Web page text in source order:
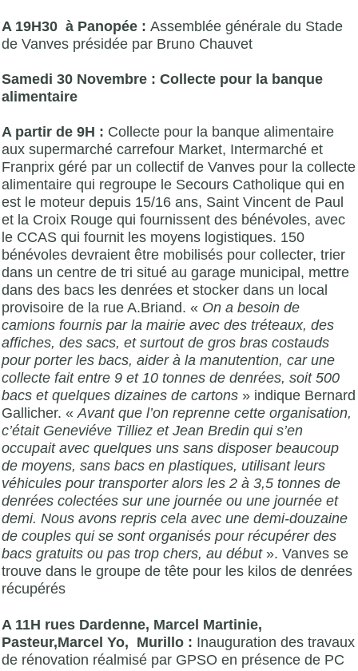
A 19H30 à Panopée : Assemblée générale du Stade
de Vanves présidée par Bruno Chauvet
Samedi 30 Novembre : Collecte pour la banque
alimentaire
A partir de 9H : Collecte pour la banque alimentaire
aux supermarché carrefour Market, Intermarché et
Franprix géré par un collectif de Vanves pour la collecte
alimentaire qui regroupe le Secours Catholique qui en
est le moteur depuis 15/16 ans, Saint Vincent de Paul
et la Croix Rouge qui fournissent des bénévoles, avec
le CCAS qui fournit les moyens logistiques. 150
bénévoles devraient être mobilisés pour collecter, trier
dans un centre de tri situé au garage municipal, mettre
dans des bacs les denrées et stocker dans un local
provisoire de la rue A.Briand. « On a besoin de
camions fournis par la mairie avec des tréteaux, des
affiches, des sacs, et surtout de gros bras costauds
pour porter les bacs, aider à la manutention, car une
collecte fait entre 9 et 10 tonnes de denrées, soit 500
bacs et quelques dizaines de cartons » indique Bernard
Gallicher. «Avant que l’on reprenne cette organisation,
c’était Geneviéve Tilliez et Jean Bredin qui s’en
occupait avec quelques uns sans disposer beaucoup
de moyens, sans bacs en plastiques, utilisant leurs
véhicules pour transporter alors les 2 à 3,5 tonnes de
denrées colectées sur une journée ou une journée et
demi. Nous avons repris cela avec une demi-douzaine
de couples qui se sont organisés pour récupérer des
bacs gratuits ou pas trop chers, au début». Vanves se
trouve dans le groupe de tête pour les kilos de denrées
récupérés
A 11H rues Dardenne, Marcel Martinie,
Pasteur,Marcel Yo, Murillo : Inauguration des travaux
de rénovation réalmisé par GPSO en présence de PC